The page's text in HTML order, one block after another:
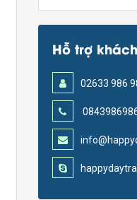
Hỗ trợ
02633 986